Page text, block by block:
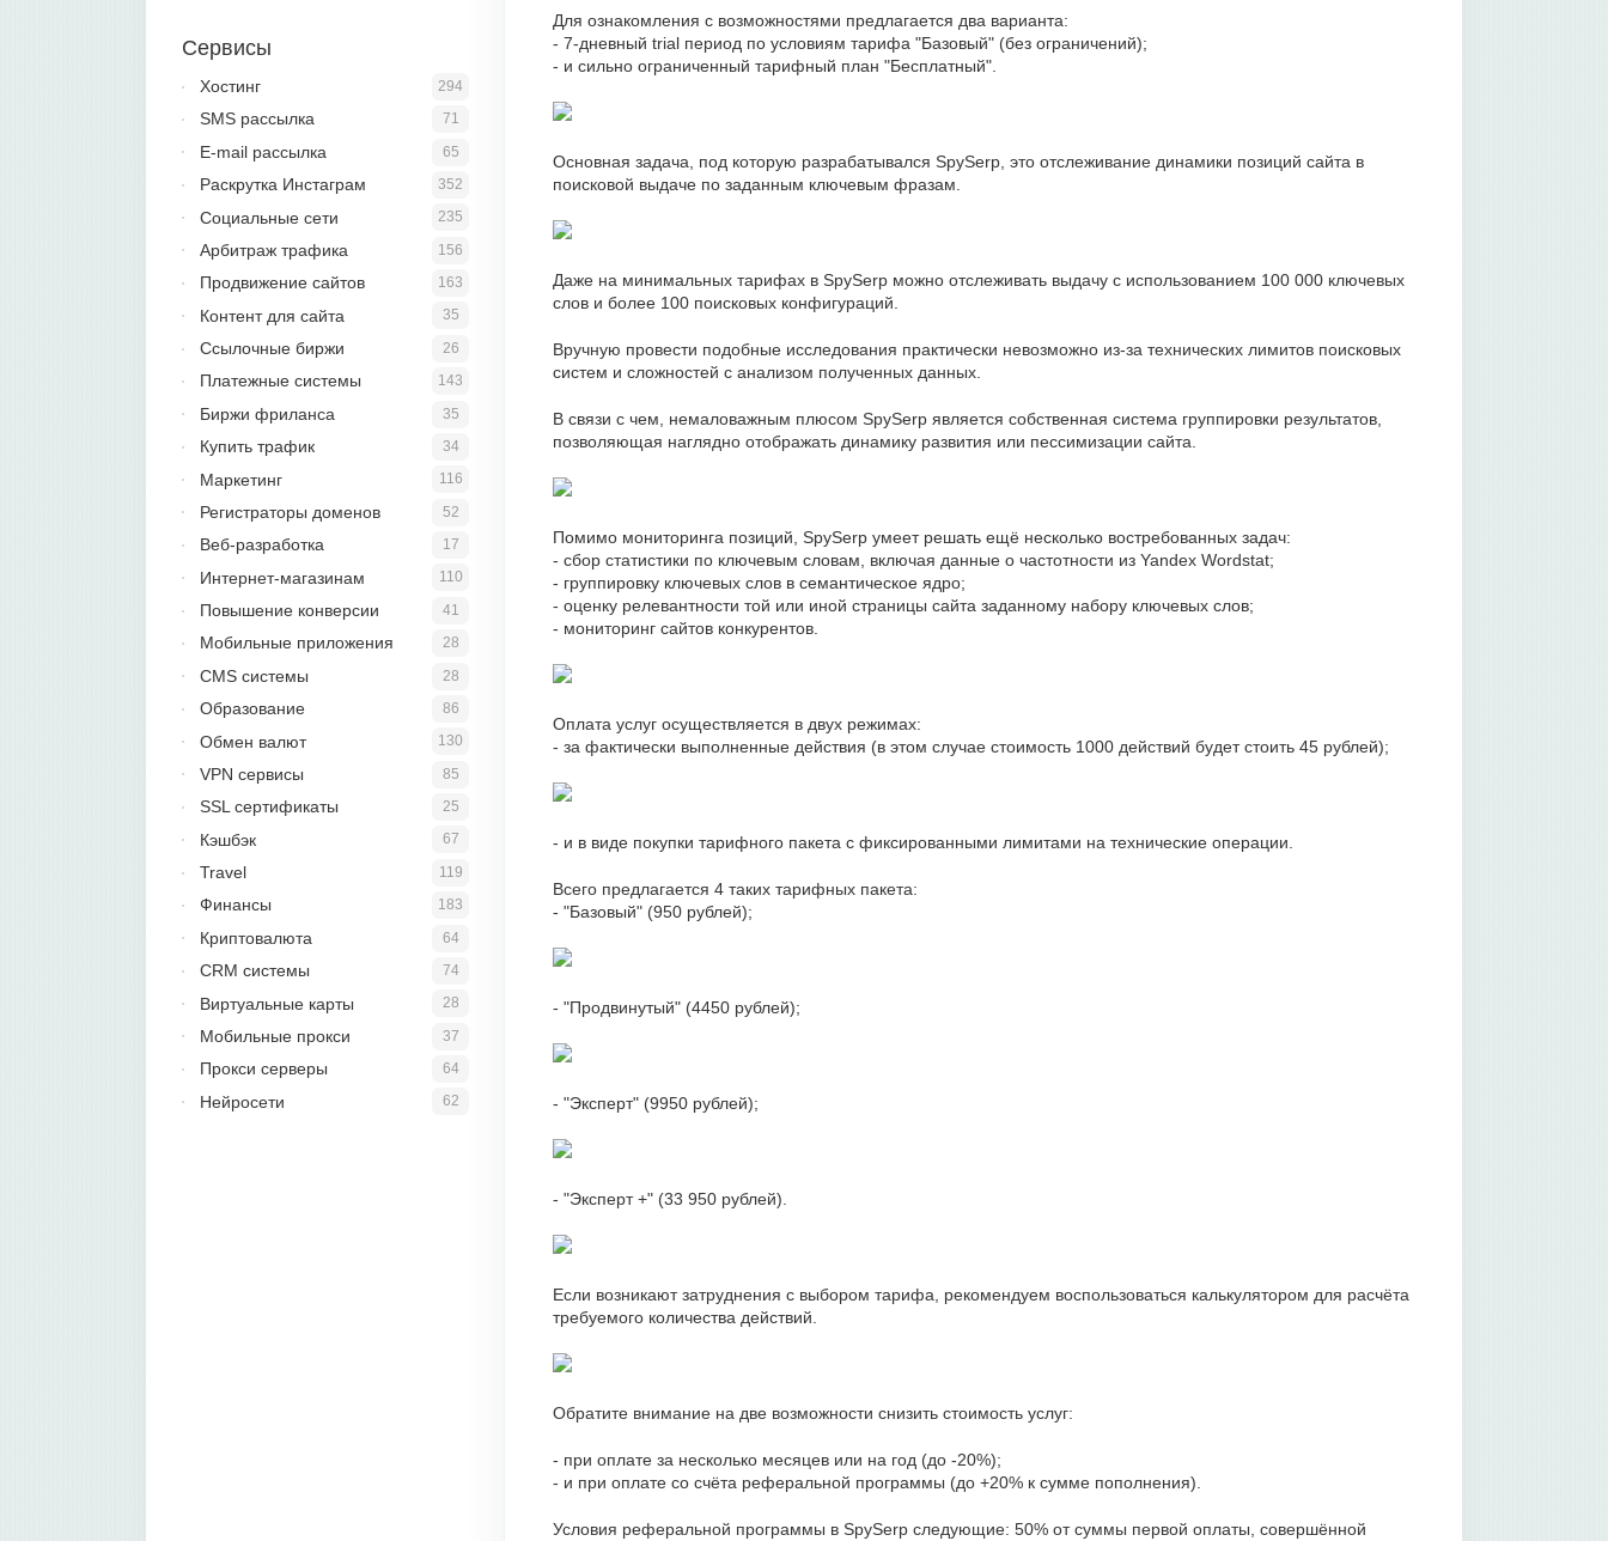
Для ознакомления с возможностями предлагается два варианта:
- 7-дневный trial период по условиям тарифа "Базовый" (без ограничений);
- и сильно ограниченный тарифный план "Бесплатный".
Основная задача, под которую разрабатывался SpySerp, это отслеживание динамики позиций сайта в
поисковой выдаче по заданным ключевым фразам.
Даже на минимальных тарифах в SpySerp можно отслеживать выдачу с использованием 100 000 ключевых
слов и более 100 поисковых конфигураций.
Вручную провести подобные исследования практически невозможно из-за технических лимитов поисковых
систем и сложностей с анализом полученных данных.
В связи с чем, немаловажным плюсом SpySerp является собственная система группировки результатов,
позволяющая наглядно отображать динамику развития или пессимизации сайта.
Помимо мониторинга позиций, SpySerp умеет решать ещё несколько востребованных задач:
- сбор статистики по ключевым словам, включая данные о частотности из Yandex Wordstat;
- группировку ключевых слов в семантическое ядро;
- оценку релевантности той или иной страницы сайта заданному набору ключевых слов;
- мониторинг сайтов конкурентов.
Оплата услуг осуществляется в двух режимах:
- за фактически выполненные действия (в этом случае стоимость 1000 действий будет стоить 45 рублей);
- и в виде покупки тарифного пакета с фиксированными лимитами на технические операции.
Всего предлагается 4 таких тарифных пакета:
- "Базовый" (950 рублей);
- "Продвинутый" (4450 рублей);
- "Эксперт" (9950 рублей);
- "Эксперт +" (33 950 рублей).
Если возникают затруднения с выбором тарифа, рекомендуем воспользоваться калькулятором для расчёта
требуемого количества действий.
Обратите внимание на две возможности снизить стоимость услуг:
- при оплате за несколько месяцев или на год (до -20%);
- и при оплате со счёта реферальной программы (до +20% к сумме пополнения).
Условия реферальной программы в SpySerp следующие: 50% от суммы первой оплаты, совершённой
Сервисы
294
Хостинг
71
SMS рассылка
65
E-mail рассылка
352
Раскрутка Инстаграм
235
Социальные сети
156
Арбитраж трафика
163
Продвижение сайтов
35
Контент для сайта
26
Ссылочные биржи
143
Платежные системы
35
Биржи фриланса
34
Купить трафик
116
Маркетинг
52
Регистраторы доменов
17
Веб-разработка
110
Интернет-магазинам
41
Повышение конверсии
28
Мобильные приложения
28
CMS системы
86
Образование
130
Обмен валют
85
VPN сервисы
25
SSL сертификаты
67
Кэшбэк
119
Travel
183
Финансы
64
Криптовалюта
74
CRM системы
28
Виртуальные карты
37
Мобильные прокси
64
Прокси серверы
62
Нейросети